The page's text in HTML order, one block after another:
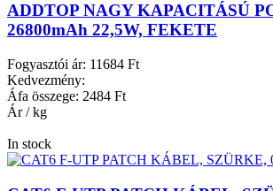
ADDTOP NAGY KAPACITÁSÚ
26800mAh 22,5W, FEKETE
Fogyasztói ár: 11684 Ft
Kedvezmény:
Áfa összege: 2484 Ft
Ár / kg
In stock